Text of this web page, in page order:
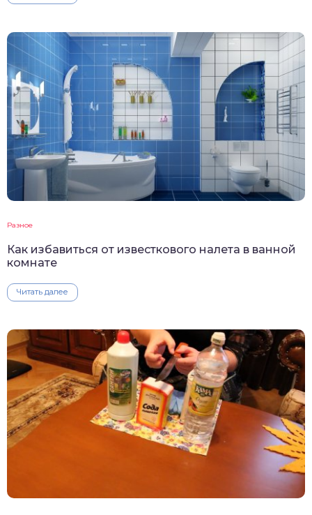
Разное
Как избавиться от известкового налета в ванной
комнате
Читать далее